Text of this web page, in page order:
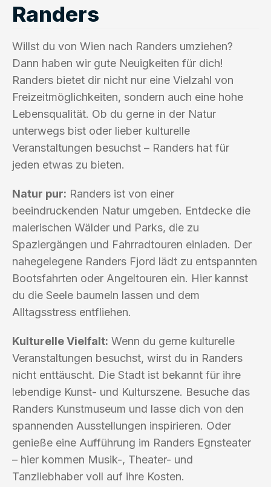
Randers
Willst du von Wien nach Randers umziehen?
Dann haben wir gute Neuigkeiten für dich!
Randers bietet dir nicht nur eine Vielzahl von
Freizeitmöglichkeiten, sondern auch eine hohe
Lebensqualität. Ob du gerne in der Natur
unterwegs bist oder lieber kulturelle
Veranstaltungen besuchst – Randers hat für
jeden etwas zu bieten.
Natur pur: Randers ist von einer
beeindruckenden Natur umgeben. Entdecke die
malerischen Wälder und Parks, die zu
Spaziergängen und Fahrradtouren einladen. Der
nahegelegene Randers Fjord lädt zu entspannten
Bootsfahrten oder Angeltouren ein. Hier kannst
du die Seele baumeln lassen und dem
Alltagsstress entfliehen.
Kulturelle Vielfalt: Wenn du gerne kulturelle
Veranstaltungen besuchst, wirst du in Randers
nicht enttäuscht. Die Stadt ist bekannt für ihre
lebendige Kunst- und Kulturszene. Besuche das
Randers Kunstmuseum und lasse dich von den
spannenden Ausstellungen inspirieren. Oder
genieße eine Aufführung im Randers Egnsteater
– hier kommen Musik-, Theater- und
Tanzliebhaber voll auf ihre Kosten.